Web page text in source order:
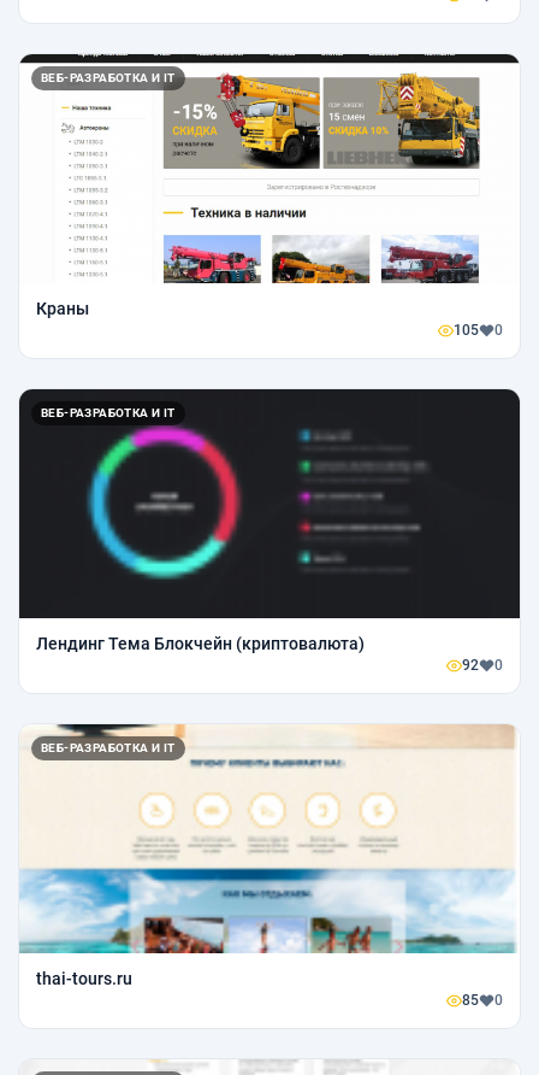
ВЕБ-РАЗРАБОТКА И IT
Краны
105 0
ВЕБ-РАЗРАБОТКА И IT
Лендинг Тема Блокчейн (криптовалюта)
92 0
ВЕБ-РАЗРАБОТКА И IT
thai-tours.ru
85 0